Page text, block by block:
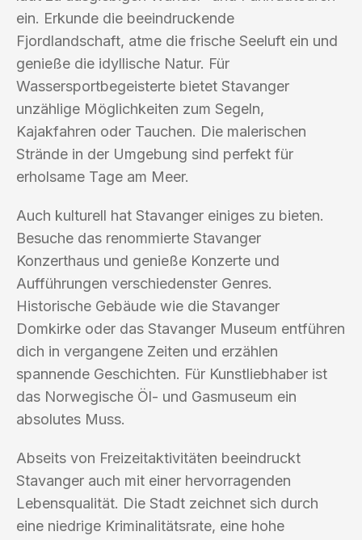
ein. Erkunde die beeindruckende
Fjordlandschaft, atme die frische Seeluft ein und
genieße die idyllische Natur. Für
Wassersportbegeisterte bietet Stavanger
unzählige Möglichkeiten zum Segeln,
Kajakfahren oder Tauchen. Die malerischen
Strände in der Umgebung sind perfekt für
erholsame Tage am Meer.
Auch kulturell hat Stavanger einiges zu bieten.
Besuche das renommierte Stavanger
Konzerthaus und genieße Konzerte und
Aufführungen verschiedenster Genres.
Historische Gebäude wie die Stavanger
Domkirke oder das Stavanger Museum entführen
dich in vergangene Zeiten und erzählen
spannende Geschichten. Für Kunstliebhaber ist
das Norwegische Öl- und Gasmuseum ein
absolutes Muss.
Abseits von Freizeitaktivitäten beeindruckt
Stavanger auch mit einer hervorragenden
Lebensqualität. Die Stadt zeichnet sich durch
eine niedrige Kriminalitätsrate, eine hohe